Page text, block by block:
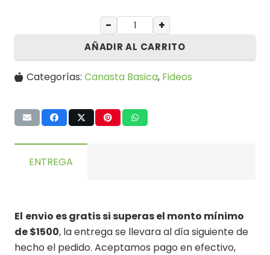
− +
AÑADIR AL CARRITO
Categorías:Canasta Basica, Fideos
ENTREGA
El envio es gratis si superas el monto mínimo
de $1500, la entrega se llevara al día siguiente de
hecho el pedido. Aceptamos pago en efectivo,